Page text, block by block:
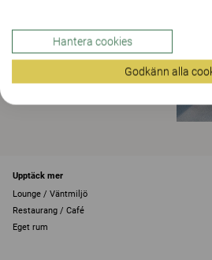
Upptäck mer
Lounge / Väntmiljö
Restaurang / Café
Eget rum
Hantera cookies
Godkänn alla